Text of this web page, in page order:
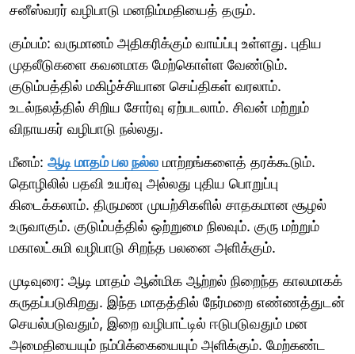
சனீஸ்வரர் வழிபாடு மனநிம்மதியைத் தரும்.
கும்பம்: வருமானம் அதிகரிக்கும் வாய்ப்பு உள்ளது. புதிய
முதலீடுகளை கவனமாக மேற்கொள்ள வேண்டும்.
குடும்பத்தில் மகிழ்ச்சியான செய்திகள் வரலாம்.
உடல்நலத்தில் சிறிய சோர்வு ஏற்படலாம். சிவன் மற்றும்
விநாயகர் வழிபாடு நல்லது.
மீனம்: ஆடி மாதம் பல நல்ல மாற்றங்களைத் தரக்கூடும்.
தொழிலில் பதவி உயர்வு அல்லது புதிய பொறுப்பு
கிடைக்கலாம். திருமண முயற்சிகளில் சாதகமான சூழல்
உருவாகும். குடும்பத்தில் ஒற்றுமை நிலவும். குரு மற்றும்
மகாலட்சுமி வழிபாடு சிறந்த பலனை அளிக்கும்.
முடிவுரை: ஆடி மாதம் ஆன்மிக ஆற்றல் நிறைந்த காலமாகக்
கருதப்படுகிறது. இந்த மாதத்தில் நேர்மறை எண்ணத்துடன்
செயல்படுவதும், இறை வழிபாட்டில் ஈடுபடுவதும் மன
அமைதியையும் நம்பிக்கையையும் அளிக்கும். மேற்கண்ட